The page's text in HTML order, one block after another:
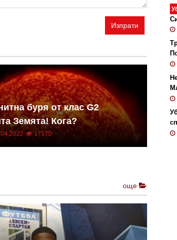
Изпрати
буря от клас G2
Земята! Кога?
17570
още
и